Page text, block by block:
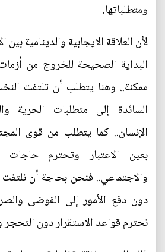
ومتطلباتها.
لأن العلاقة الايجابية والدينامية
البداية الصحيحة للخروج من
ممكنة.. وهنا يتطلب أن تلتفت
السائدة إلى متطلبات الحرية
الإنسان.. كما يتطلب من قوى
بعين الاعتبار وتحترم حاجات
والاجتماعي.. فنحن بحاجة أن نلتفت
دون دفع الأمور إلى الفوضى
نحترم قواعد الاستقرار دون التحجر